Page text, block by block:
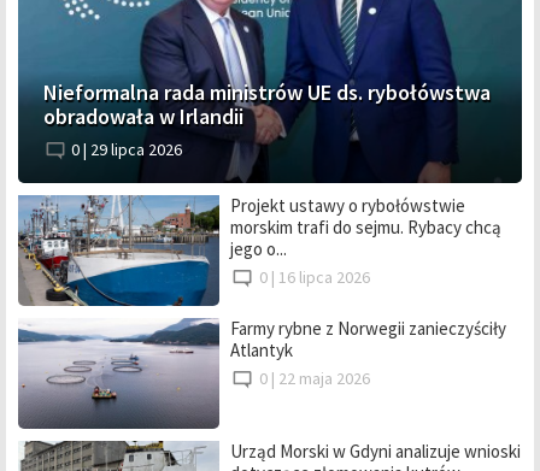
Nieformalna rada ministrów UE ds. rybołówstwa
obradowała w Irlandii
0 | 29 lipca 2026
Projekt ustawy o rybołówstwie
morskim trafi do sejmu. Rybacy chcą
jego o...
0 | 16 lipca 2026
Farmy rybne z Norwegii zanieczyściły
Atlantyk
0 | 22 maja 2026
Urząd Morski w Gdyni analizuje wnioski